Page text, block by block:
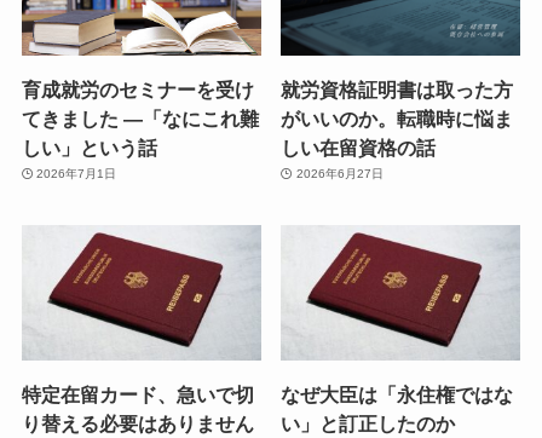
育成就労のセミナーを受け
てきました ―「なにこれ難
しい」という話
2026年7月1日
就労資格証明書は取った方
がいいのか。転職時に悩ま
しい在留資格の話
2026年6月27日
特定在留カード、急いで切
り替える必要はありません
なぜ大臣は「永住権ではな
い」と訂正したのか